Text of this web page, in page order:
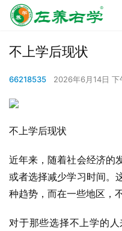
不上学后现状
66218535 2026年6月14日 下
不上学后现状
近年来，随着社会经济的
或者选择减少学习时间。
种趋势，而在一些地区，
对于那些选择不上学的